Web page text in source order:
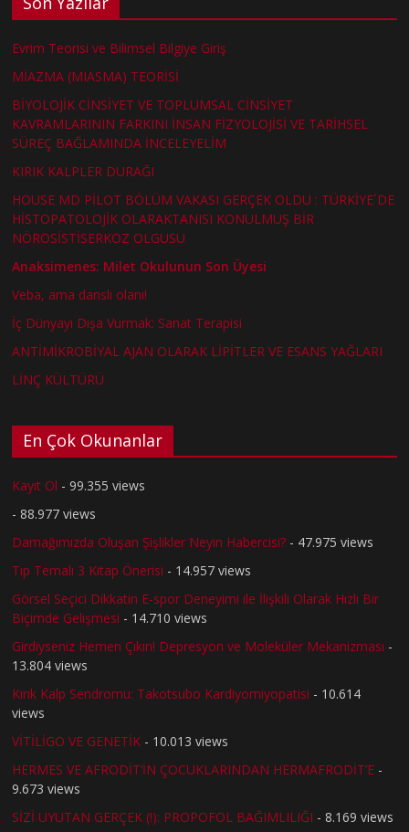
Evrim Teorisi ve Bilimsel Bilgiye Giriş
MİAZMA (MIASMA) TEORİSİ
BİYOLOJİK CİNSİYET VE TOPLUMSAL CİNSİYET
KAVRAMLARININ FARKINI İNSAN FİZYOLOJİSİ VE TARİHSEL
SÜREÇ BAĞLAMINDA İNCELEYELİM
KIRIK KALPLER DURAĞI
HOUSE MD PİLOT BÖLÜM VAKASI GERÇEK OLDU : TÜRKİYE´DE
HİSTOPATOLOJİK OLARAKTANISI KONULMUŞ BİR
NÖROSİSTİSERKOZ OLGUSU
Anaksimenes: Milet Okulunun Son Üyesi
Veba, ama danslı olanı!
İç Dünyayı Dışa Vurmak: Sanat Terapisi
ANTİMİKROBİYAL AJAN OLARAK LİPİTLER VE ESANS YAĞLARI
LİNÇ KÜLTÜRÜ
En Çok Okunanlar
Kayıt Ol - 99.355 views
- 88.977 views
Damağımızda Oluşan Şişlikler Neyin Habercisi? - 47.975 views
Tıp Temalı 3 Kitap Önerisi - 14.957 views
Görsel Seçici Dikkatin E-spor Deneyimi ile İlişkili Olarak Hızlı Bir
Biçimde Gelişmesi - 14.710 views
Girdiyseniz Hemen Çıkın! Depresyon ve Moleküler Mekanizması -
13.804 views
Kırık Kalp Sendromu: Takotsubo Kardiyomiyopatisi - 10.614
views
VİTİLİGO VE GENETİK - 10.013 views
HERMES VE AFRODİT’İN ÇOCUKLARINDAN HERMAFRODİT’E -
9.673 views
SİZİ UYUTAN GERÇEK (!): PROPOFOL BAĞIMLILIĞI - 8.169 views